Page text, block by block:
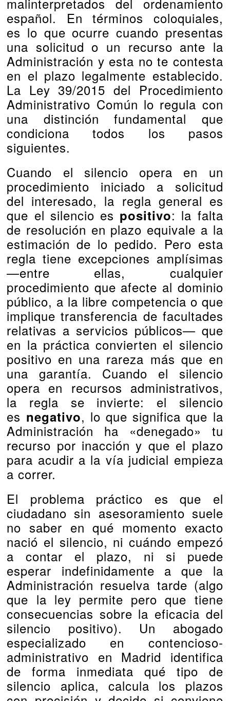
español. En términos coloquiales,
es lo que ocurre cuando presentas
una solicitud o un recurso ante la
Administración y esta no te contesta
en el plazo legalmente establecido.
La Ley 39/2015 del Procedimiento
Administrativo Común lo regula con
una distinción fundamental que
condiciona todos los pasos
siguientes.
Cuando el silencio opera en un
procedimiento iniciado a solicitud
del interesado, la regla general es
que el silencio es positivo: la falta
de resolución en plazo equivale a la
estimación de lo pedido. Pero esta
regla tiene excepciones amplísimas
—entre ellas, cualquier
procedimiento que afecte al dominio
público, a la libre competencia o que
implique transferencia de facultades
relativas a servicios públicos— que
en la práctica convierten el silencio
positivo en una rareza más que en
una garantía. Cuando el silencio
opera en recursos administrativos,
la regla se invierte: el silencio
es negativo, lo que significa que la
Administración ha «denegado» tu
recurso por inacción y que el plazo
para acudir a la vía judicial empieza
a correr.
El problema práctico es que el
ciudadano sin asesoramiento suele
no saber en qué momento exacto
nació el silencio, ni cuándo empezó
a contar el plazo, ni si puede
esperar indefinidamente a que la
Administración resuelva tarde (algo
que la ley permite pero que tiene
consecuencias sobre la eficacia del
silencio positivo). Un abogado
especializado en contencioso-
administrativo en Madrid identifica
de forma inmediata qué tipo de
silencio aplica, calcula los plazos